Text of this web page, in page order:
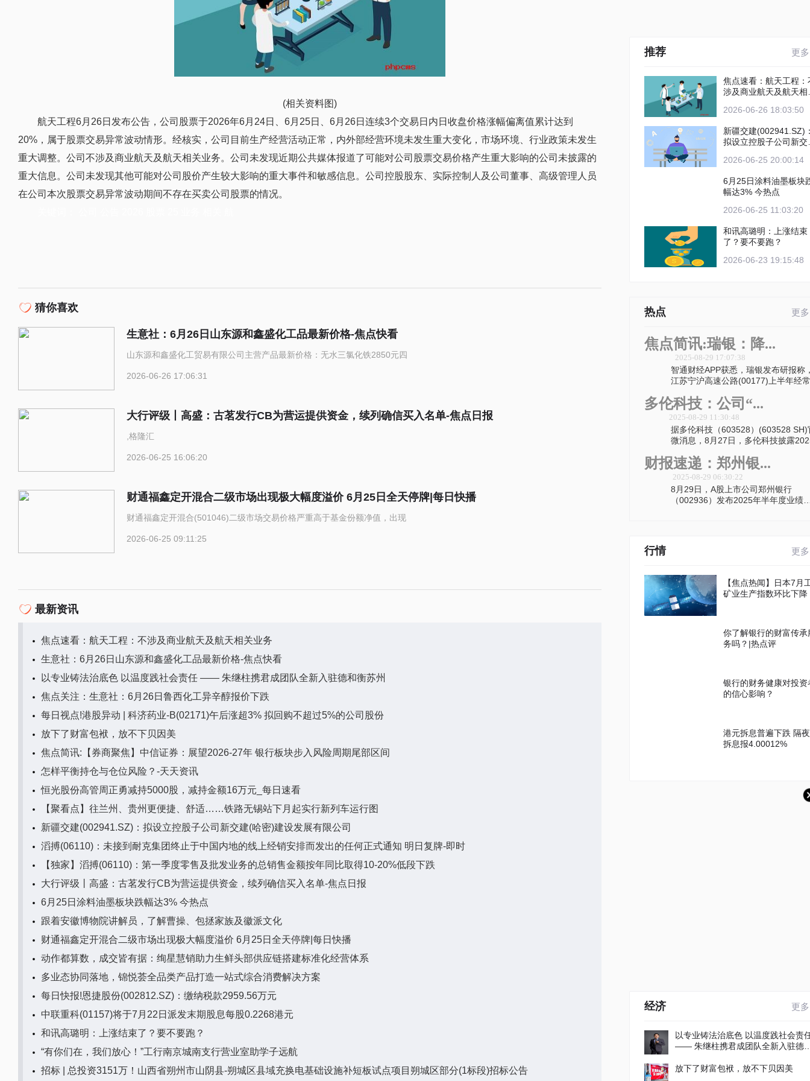
(相关资料图)
航天工程6月26日发布公告，公司股票于2026年6月24日、6月25日、6月26日连续3个交易日内日收盘价格涨幅偏离值累计达到
20%，属于股票交易异常波动情形。经核实，公司目前生产经营活动正常，内外部经营环境未发生重大变化，市场环境、行业政策未发生
重大调整。公司不涉及商业航天及航天相关业务。公司未发现近期公共媒体报道了可能对公司股票交易价格产生重大影响的公司未披露的
重大信息。公司未发现其他可能对公司股价产生较大影响的重大事件和敏感信息。公司控股股东、实际控制人及公司董事、高级管理人员
在公司本次股票交易异常波动期间不存在买卖公司股票的情况。
猜你喜欢
生意社：6月26日山东源和鑫盛化工品最新价格-焦点快看
山东源和鑫盛化工贸易有限公司主营产品最新价格：无水三氯化铁2850元四
2026-06-26 17:06:31
大行评级丨高盛：古茗发行CB为营运提供资金，续列确信买入名单-焦点日报
,格隆汇
2026-06-25 16:06:20
财通福鑫定开混合二级市场出现极大幅度溢价 6月25日全天停牌|每日快播
财通福鑫定开混合(501046)二级市场交易价格严重高于基金份额净值，出现
2026-06-25 09:11:25
最新资讯
焦点速看：航天工程：不涉及商业航天及航天相关业务
生意社：6月26日山东源和鑫盛化工品最新价格-焦点快看
以专业铸法治底色 以温度践社会责任 —— 朱继柱携君成团队全新入驻德和衡苏州
焦点关注：生意社：6月26日鲁西化工异辛醇报价下跌
每日视点!港股异动 | 科济药业-B(02171)午后涨超3% 拟回购不超过5%的公司股份
放下了财富包袱，放不下贝因美
焦点简讯:【券商聚焦】中信证券：展望2026-27年 银行板块步入风险周期尾部区间
怎样平衡持仓与仓位风险？-天天资讯
恒光股份高管周正勇减持5000股，减持金额16万元_每日速看
【聚看点】往兰州、贵州更便捷、舒适……铁路无锡站下月起实行新列车运行图
新疆交建(002941.SZ)：拟设立控股子公司新交建(哈密)建设发展有限公司
滔搏(06110)：未接到耐克集团终止于中国内地的线上经销安排而发出的任何正式通知 明日复牌-即时
【独家】滔搏(06110)：第一季度零售及批发业务的总销售金额按年同比取得10-20%低段下跌
大行评级丨高盛：古茗发行CB为营运提供资金，续列确信买入名单-焦点日报
6月25日涂料油墨板块跌幅达3% 今热点
跟着安徽博物院讲解员，了解曹操、包拯家族及徽派文化
财通福鑫定开混合二级市场出现极大幅度溢价 6月25日全天停牌|每日快播
动作都算数，成交皆有据：绚星慧销助力生鲜头部供应链搭建标准化经营体系
多业态协同落地，锦悦荟全品类产品打造一站式综合消费解决方案
每日快报!恩捷股份(002812.SZ)：缴纳税款2959.56万元
中联重科(01157)将于7月22日派发末期股息每股0.2268港元
和讯高璐明：上涨结束了？要不要跑？
“有你们在，我们放心！”工行南京城南支行营业室助学子远航
招标 | 总投资3151万！山西省朔州市山阴县-朔城区县域充换电基础设施补短板试点项目朔城区部分(1标段)招标公告
推荐 更多
焦点速看：航天工程：
涉及商业航天及航天相
2026-06-26 18:03:50
新疆交建(002941.SZ)
拟设立控股子公司新交
2026-06-25 20:00:14
6月25日涂料油墨板块
幅达3% 今热点
2026-06-25 11:03:20
和讯高璐明：上涨结束
了？要不要跑？
2026-06-23 19:15:48
热点 更多
焦点简讯:瑞银：降...
2025-08-29 17:07:38
智通财经APP获悉，瑞银发布研报称
江苏宁沪高速公路(00177)上半年经常
多伦科技：公司“...
2025-08-29 11:30:48
据多伦科技（603528）(603528 SH)
微消息，8月27日，多伦科技披露
财报速递：郑州银...
2025-08-29 06:30:22
8月29日，A股上市公司郑州银行
（002936）发布2025年半年度业绩
行情 更多
【焦点热闻】日本7月
矿业生产指数环比下降
你了解银行的财富传承
务吗？|热点评
银行的财务健康对投资
的信心影响？
港元拆息普遍下跌 隔夜
拆息报4.00012%
经济 更多
以专业铸法治底色 以温度践社会责
—— 朱继柱携君成团队全新入驻德
放下了财富包袱，放不下贝因美